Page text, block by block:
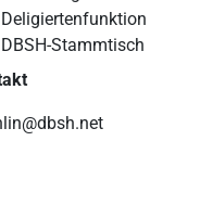
Deligiertenfunktion
DBSH-Stammtisch